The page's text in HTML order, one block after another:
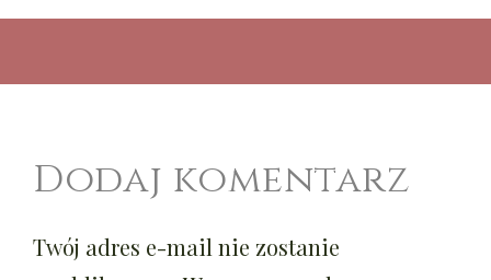
Dodaj komentarz
Twój adres e-mail nie zostanie